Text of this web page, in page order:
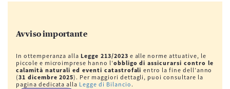
Avviso importante
In ottemperanza alla Legge 213/2023 e alle norme attuative, le
piccole e microimprese hanno l’obbligo di assicurarsi contro le
calamità naturali ed eventi catastrofalientro la fine dell’anno
(31 dicembre 2025). Per maggiori dettagli, puoi consultare la
pagina dedicata alla Legge di Bilancio.